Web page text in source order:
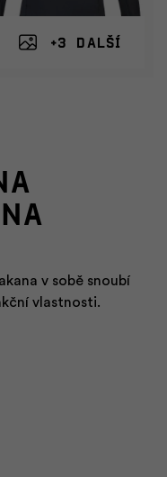
+3 další
v sobě snoubí
vlastnosti.